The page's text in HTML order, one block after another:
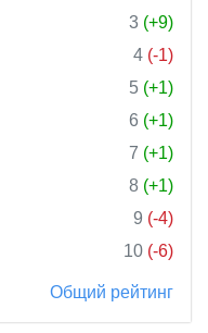
3 (+9)
4 (-1)
5 (+1)
6 (+1)
7 (+1)
8 (+1)
9 (-4)
10 (-6)
Общий рейтинг